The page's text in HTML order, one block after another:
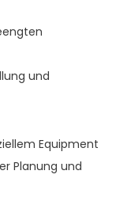
und
Equipment
Planung und